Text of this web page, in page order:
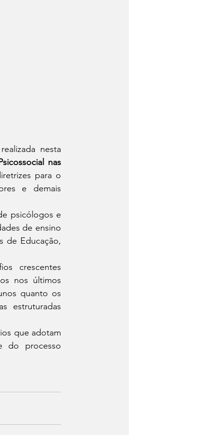
nesta
nas
para o
e demais
psicólogos e
de ensino
de Educação,
crescentes
nos últimos
quanto os
estruturadas
que adotam
do processo